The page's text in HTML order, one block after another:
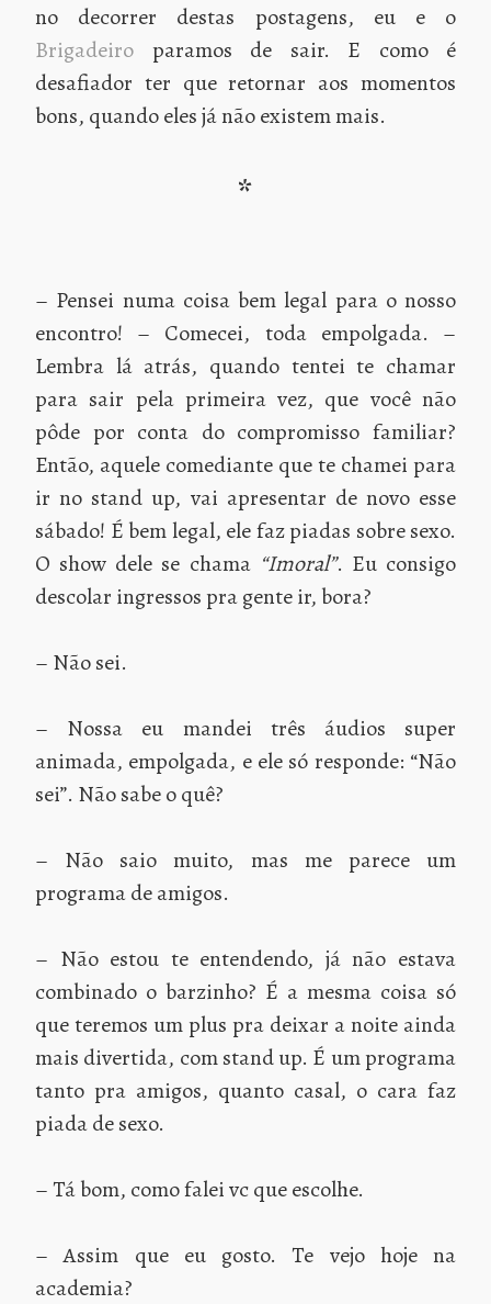
no decorrer destas postagens, eu e o
Brigadeiro paramos de sair. E como é
desafiador ter que retornar aos momentos
bons, quando eles já não existem mais.
*
– Pensei numa coisa bem legal para o nosso
encontro! – Comecei, toda empolgada. –
Lembra lá atrás, quando tentei te chamar
para sair pela primeira vez, que você não
pôde por conta do compromisso familiar?
Então, aquele comediante que te chamei para
ir no stand up, vai apresentar de novo esse
sábado! É bem legal, ele faz piadas sobre sexo.
O show dele se chama “Imoral”. Eu consigo
descolar ingressos pra gente ir, bora?
– Não sei.
– Nossa eu mandei três áudios super
animada, empolgada, e ele só responde: “Não
sei”. Não sabe o quê?
– Não saio muito, mas me parece um
programa de amigos.
– Não estou te entendendo, já não estava
combinado o barzinho? É a mesma coisa só
que teremos um plus pra deixar a noite ainda
mais divertida, com stand up. É um programa
tanto pra amigos, quanto casal, o cara faz
piada de sexo.
– Tá bom, como falei vc que escolhe.
– Assim que eu gosto. Te vejo hoje na
academia?